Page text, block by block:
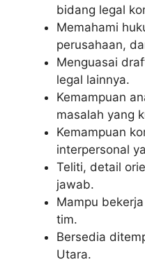
bidang legal
Memahami
perusahaan,
Menguasai
legal lainnya.
Kemampuan
masalah yang
Kemampuan
interpersonal
Teliti, detail
jawab.
Mampu
tim.
Bersedia
Utara.